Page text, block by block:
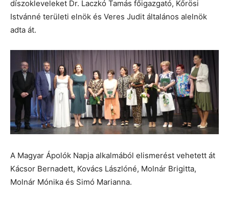
díszokleveleket Dr. Laczkó Tamás főigazgató, Kőrösi
Istvánné területi elnök és Veres Judit általános alelnök
adta át.
A Magyar Ápolók Napja alkalmából elismerést vehetett át
Kácsor Bernadett, Kovács Lászlóné, Molnár Brigitta,
Molnár Mónika és Simó Marianna.